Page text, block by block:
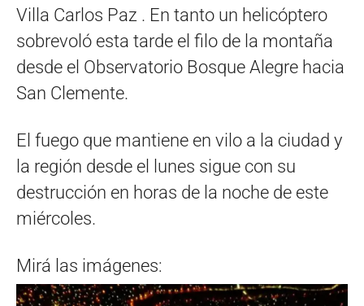
Villa Carlos Paz . En tanto un helicóptero
sobrevoló esta tarde el filo de la montaña
desde el Observatorio Bosque Alegre hacia
San Clemente.
El fuego que mantiene en vilo a la ciudad y
la región desde el lunes sigue con su
destrucción en horas de la noche de este
miércoles.
Mirá las imágenes: